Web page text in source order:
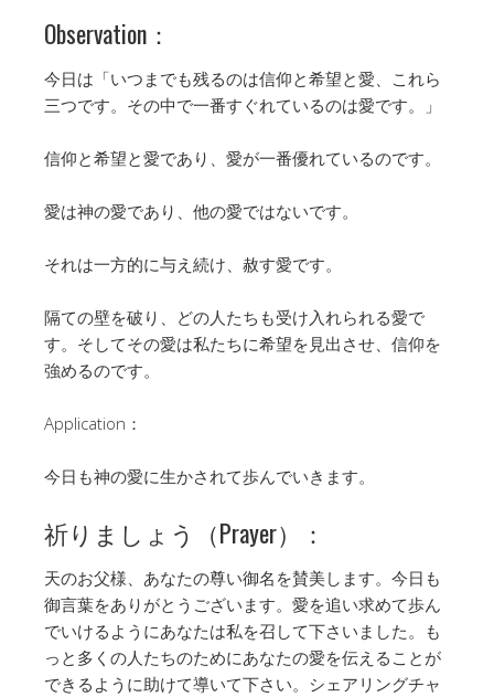
Observation：
今日は「いつまでも残るのは信仰と希望と愛、これら
三つです。その中で一番すぐれているのは愛です。」
信仰と希望と愛であり、愛が一番優れているのです。
愛は神の愛であり、他の愛ではないです。
それは一方的に与え続け、赦す愛です。
隔ての壁を破り、どの人たちも受け入れられる愛で
す。そしてその愛は私たちに希望を見出させ、信仰を
強めるのです。
Application：
今日も神の愛に生かされて歩んでいきます。
祈りましょう（Prayer）：
天のお父様、あなたの尊い御名を賛美します。今日も
御言葉をありがとうございます。愛を追い求めて歩ん
でいけるようにあなたは私を召して下さいました。も
っと多くの人たちのためにあなたの愛を伝えることが
できるように助けて導いて下さい。シェアリングチャ